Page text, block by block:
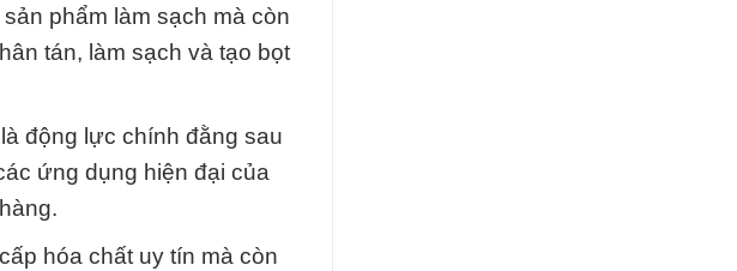
phẩm làm sạch mà còn
tán, làm sạch và tạo bọt
động lực chính đằng sau
ứng dụng hiện đại của
hóa chất uy tín mà còn